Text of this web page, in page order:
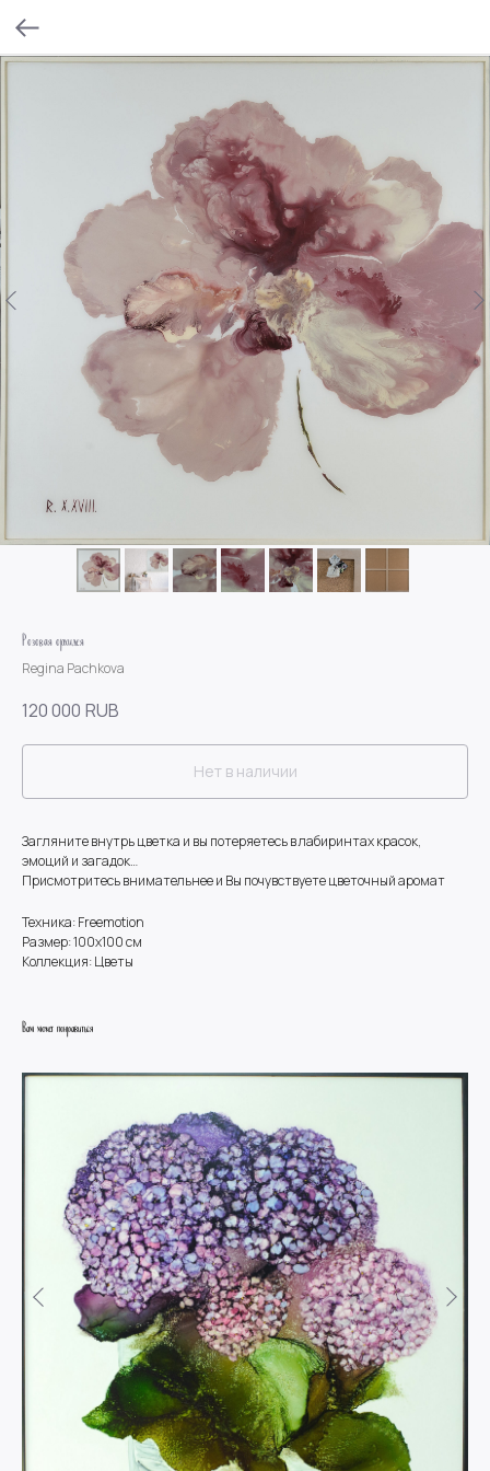
Розовая орхидея
Regina Pachkova
120 000 RUB
Нет в наличии
Загляните внутрь цветка и вы потеряетесь в лабиринтах красок,
эмоций и загадок…
Присмотритесь внимательнее и Вы почувствуете цветочный аромат
Техника: Freemotion
Размер: 100х100 см
Коллекция: Цветы
Вам может понравиться